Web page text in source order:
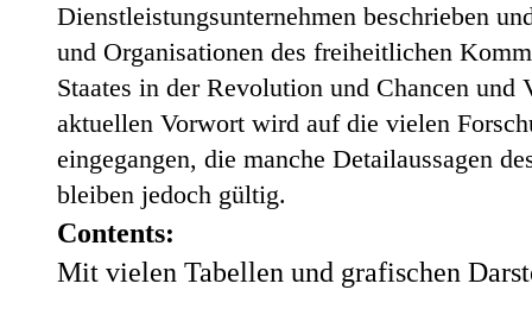
Dienstleistungsunternehmen beschrieben
und Organisationen des freiheitlichen
Staates in der Revolution und Chancen
aktuellen Vorwort wird auf die vielen
eingegangen, die manche Detailaussagen
bleiben jedoch gültig.
Contents:
Mit vielen Tabellen und grafischen